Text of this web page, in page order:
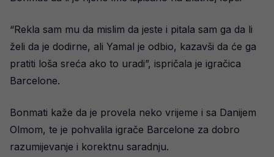
“Rekla sam mu da mislim da jeste i pitala sam ga da li
želi da je dodirne, ali Yamal je odbio, kazavši da će ga
pratiti loša sreća ako to uradi”, ispričala je igračica
Barcelone.
Bonmati kaže da je provela neko vrijeme i sa Danijem
Olmom, te je pohvalila igrače Barcelone za dobro
razumijevanje i korektnu saradnju.